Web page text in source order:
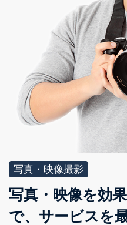
写真・映像撮影
写真・映像を効
で、サービスを